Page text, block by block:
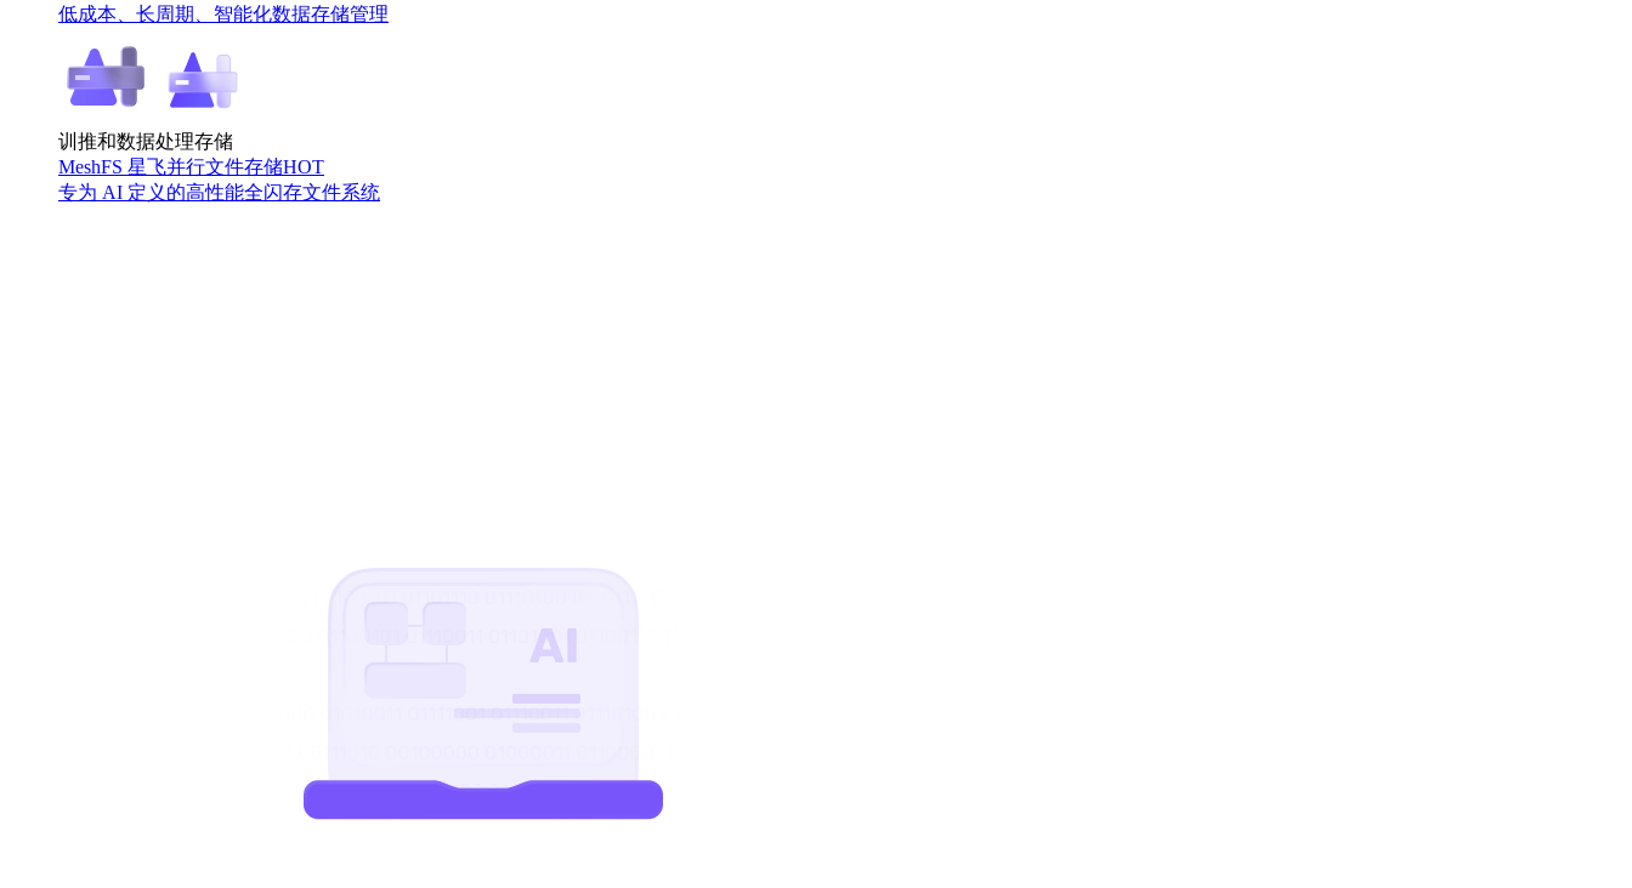
低成本、长周期、智能化数据存储管理
训推和数据处理存储
MeshFS 星飞并行文件存储HOT
专为 AI 定义的高性能全闪存文件系统